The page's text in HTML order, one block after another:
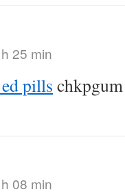
25 min
pills chkpgum
08 min